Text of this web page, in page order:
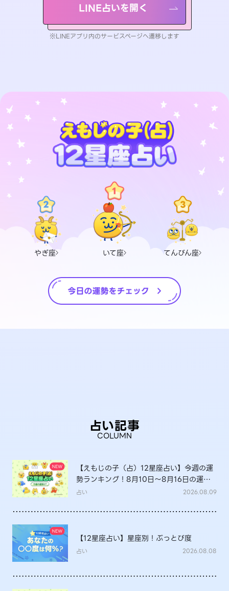
LINE占いを開く
※LINEアプリ内のサービスページへ遷移します
やぎ座 いて座 てんびん座
占い記事
COLUMN
【えもじの子（占）12星座占い】今週の運
勢ランキング！8月10日～8月16日の運勢
は？
占い 2026.08.09
【12星座占い】星座別！ぶっとび度
占い 2026.08.08